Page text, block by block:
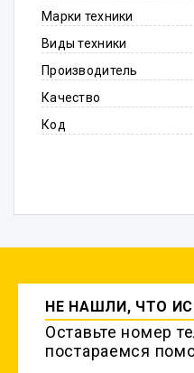
Марки техники
Виды техники
Производитель
Качество
Код
НЕ НАШЛИ, ЧТО
Оставьте номер
постараемся